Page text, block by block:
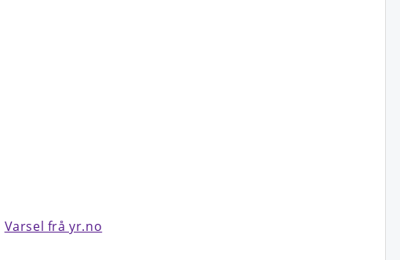
Varsel frå yr.no